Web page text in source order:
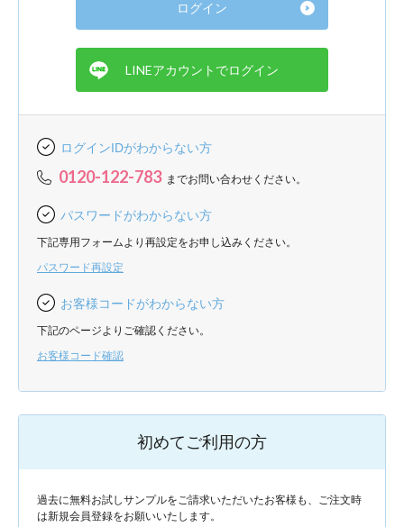
ログインIDがわからない方
0120-122-783 までお問い合わせください。
パスワードがわからない方
下記専用フォームより再設定をお申し込みください。
パスワード再設定
お客様コードがわからない方
下記のページよりご確認ください。
お客様コード確認
初めてご利用の方
過去に無料お試しサンプルをご請求いただいたお客様も、ご注文時
は新規会員登録をお願いいたします。